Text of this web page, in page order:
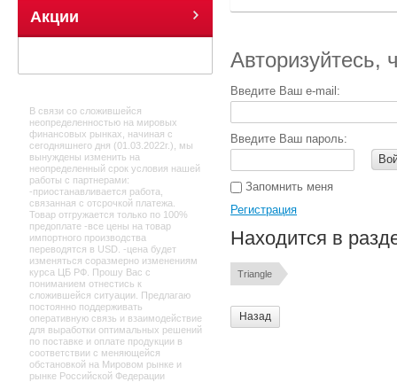
Акции
В связи со сложившейся
неопределенностью на мировых
финансовых рынках, начиная с
сегодняшнего дня (01.03.2022г.), мы
вынуждены изменить на
неопределенный срок условия нашей
работы с партнерами:
-приостанавливается работа,
связанная с отсрочкой платежа.
Товар отгружается только по 100%
предоплате -все цены на товар
импортного производства
переводятся в USD. -цена будет
изменяться соразмерно изменениям
курса ЦБ РФ. Прошу Вас с
пониманием отнестись к
сложившейся ситуации. Предлагаю
постоянно поддерживать
оперативную связь и взаимодействие
для выработки оптимальных решений
по поставке и оплате продукции в
соответствии с меняющейся
обстановкой на Мировом рынке и
рынке Российской Федерации
Авторизуйтесь,
Введите Ваш e-mail:
Введите Ваш пароль:
Запомнить меня
Регистрация
Находится в
Triangle
Назад